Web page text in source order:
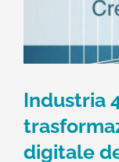
Industria
digitale